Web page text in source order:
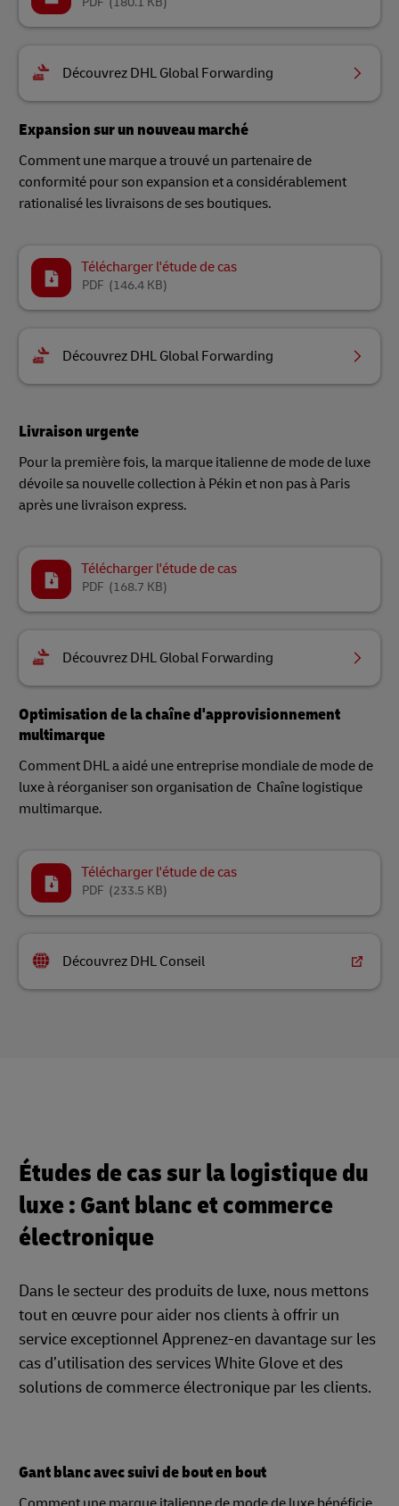
Découvrez DHL Global Forwarding
Expansion sur un nouveau marché
Comment une marque a trouvé un partenaire de
conformité pour son expansion et a considérablement
rationalisé les livraisons de ses boutiques.
Télécharger l'étude de cas
(146.4 KB)
PDF
Découvrez DHL Global Forwarding
Livraison urgente
Pour la première fois, la marque italienne de mode de luxe
dévoile sa nouvelle collection à Pékin et non pas à Paris
après une livraison express.
Télécharger l'étude de cas
(168.7 KB)
PDF
Découvrez DHL Global Forwarding
Optimisation de la chaîne d'approvisionnement
multimarque
Comment DHL a aidé une entreprise mondiale de mode de
luxe à réorganiser son organisation de Chaîne logistique
multimarque.
Télécharger l'étude de cas
(233.5 KB)
PDF
Découvrez DHL Conseil
Études de cas sur la logistique du
luxe : Gant blanc et commerce
électronique
Dans le secteur des produits de luxe, nous mettons
tout en œuvre pour aider nos clients à offrir un
service exceptionnel Apprenez-en davantage sur les
cas d’utilisation des services White Glove et des
solutions de commerce électronique par les clients.
Gant blanc avec suivi de bout en bout